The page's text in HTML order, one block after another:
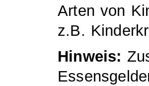
Arten von
z.B.
Hinweis: